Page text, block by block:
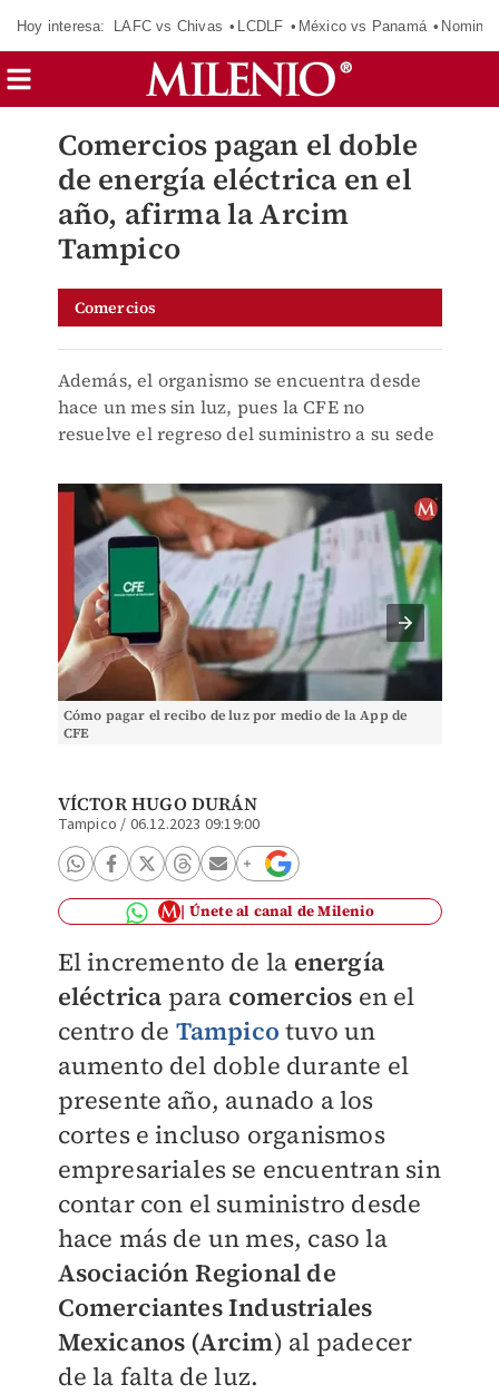
Hoy interesa: LAFC vs Chivas LCDLF México vs Panamá
Comercios pagan el doble
de energía eléctrica en el
año, afirma la Arcim
Tampico
Comercios
Además, el organismo se encuentra desde
hace un mes sin luz, pues la CFE no
resuelve el regreso del suministro a su sede
Cómo pagar el recibo de luz por medio de la App de
CFE
VÍCTOR HUGO DURÁN
Tampico / 06.12.2023 09:19:00
Únete al canal de Milenio
El incremento de la energía
eléctrica para comercios en el
centro de Tampico tuvo un
aumento del doble durante el
presente año, aunado a los
cortes e incluso organismos
empresariales se encuentran sin
contar con el suministro desde
hace más de un mes, caso la
Asociación Regional de
Comerciantes Industriales
Mexicanos (Arcim) al padecer
de la falta de luz.